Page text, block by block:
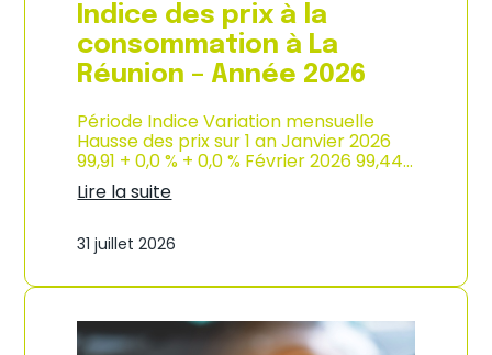
2
0
2
6
Indice des prix à la
consommation à La
Réunion – Année 2026
Période Indice Variation mensuelle
Hausse des prix sur 1 an Janvier 2026
99,91 + 0,0 % + 0,0 % Février 2026 99,44…
Lire la suite
n
i
e
31 juillet 2026